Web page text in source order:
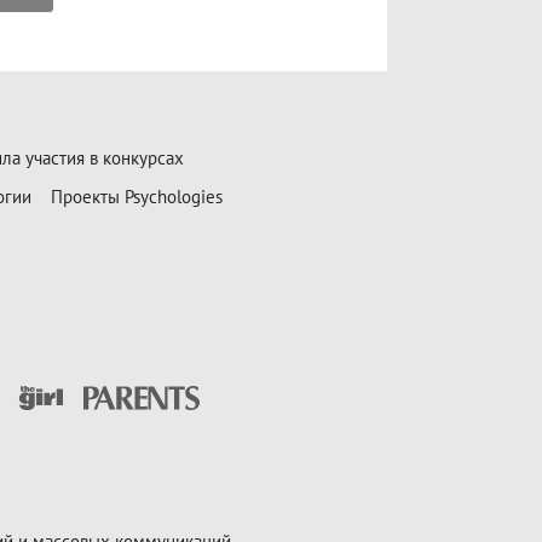
участия в конкурсах
Проекты Psychologies